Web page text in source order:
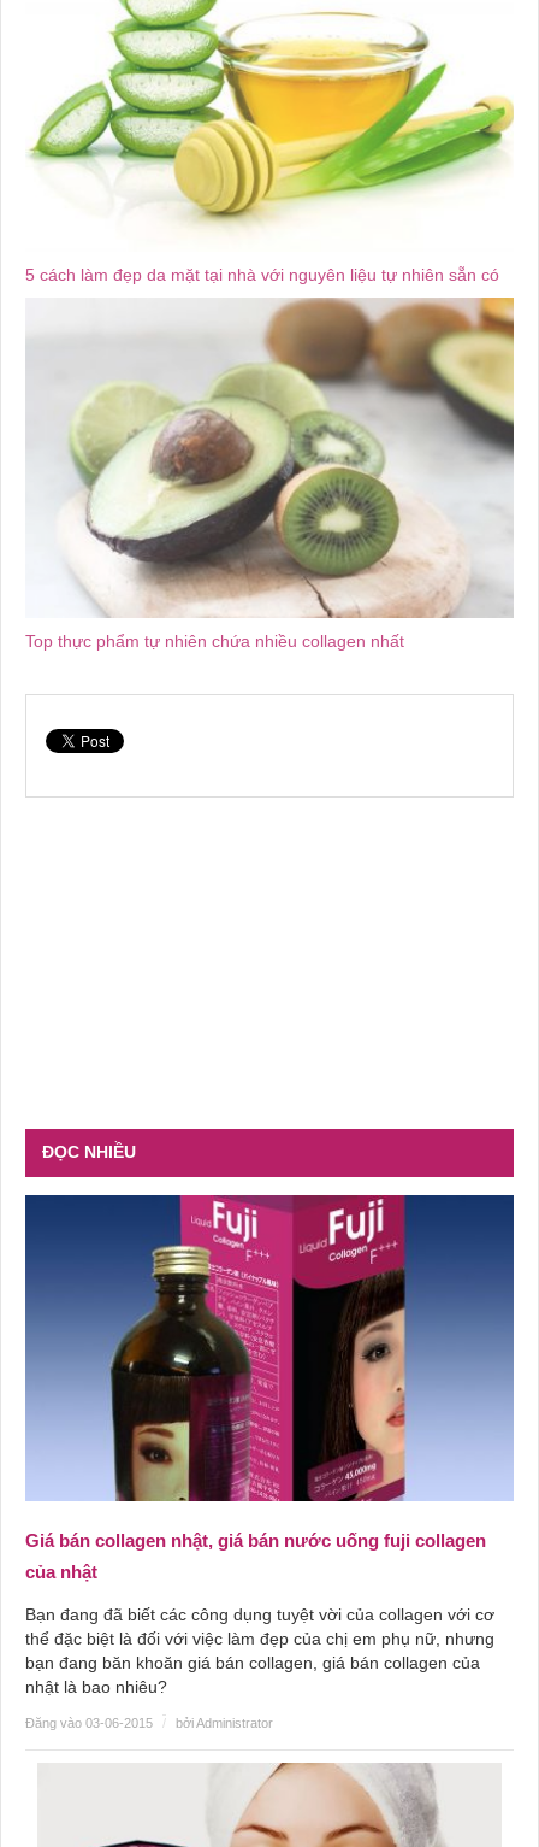
5 cách làm đẹp da mặt tại nhà với nguyên liệu tự nhiên sẵn có
Top thực phẩm tự nhiên chứa nhiều collagen nhất
ĐỌC NHIỀU
Giá bán collagen nhật, giá bán nước uống fuji collagen
của nhật
Bạn đang đã biết các công dụng tuyệt vời của collagen với cơ
thể đặc biệt là đối với việc làm đẹp của chị em phụ nữ, nhưng
bạn đang băn khoăn giá bán collagen, giá bán collagen của
nhật là bao nhiêu?
Đăng vào 03-06-2015 / bởi Administrator